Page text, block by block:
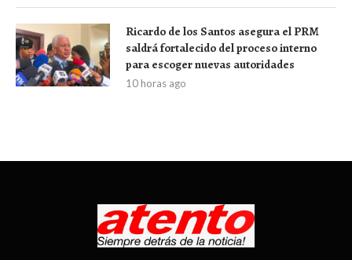
Ricardo de los Santos asegura el PRM
saldrá fortalecido del proceso interno
para escoger nuevas autoridades
10 horas ago